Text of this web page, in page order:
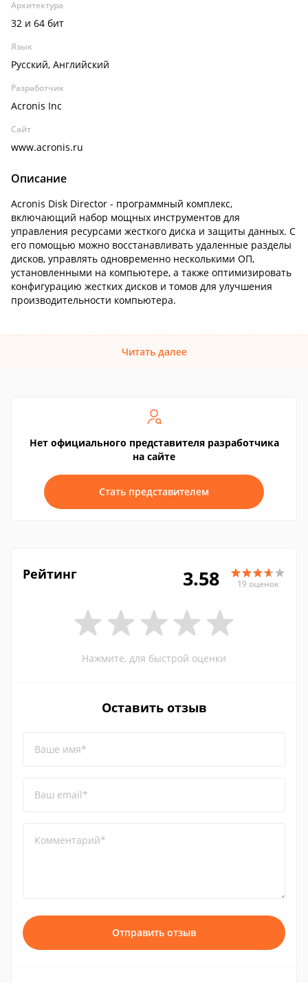
Архитектура
32 и 64 бит
Язык
Русский, Английский
Разработчик
Acronis Inc
Сайт
www.acronis.ru
Описание
Acronis Disk Director - программный комплекс,
включающий набор мощных инструментов для
управления ресурсами жесткого диска и защиты данных. С
его помощью можно восстанавливать удаленные разделы
дисков, управлять одновременно несколькими ОП,
установленными на компьютере, а также оптимизировать
конфигурацию жестких дисков и томов для улучшения
производительности компьютера.
Читать далее
Нет официального представителя разработчика
на сайте
Стать представителем
Рейтинг 3.58 19 оценок
Нажмите, для быстрой оценки
Оставить отзыв
Ваше имя*
Ваш email*
Комментарий*
Отправить отзыв